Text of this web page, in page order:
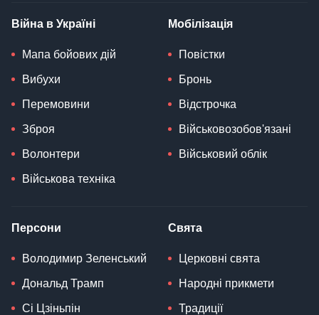
Війна в Україні
Мапа бойових дій
Вибухи
Перемовини
Зброя
Волонтери
Військова техніка
Мобілізація
Повістки
Бронь
Відстрочка
Військовозобов'язані
Військовий облік
Персони
Володимир Зеленський
Дональд Трамп
Сі Цзіньпін
Свята
Церковні свята
Народні прикмети
Традиції